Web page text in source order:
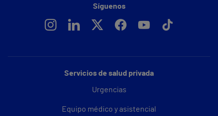
Servicios de salud privada
Urgencias
Equipo médico y asistencial
Síguenos